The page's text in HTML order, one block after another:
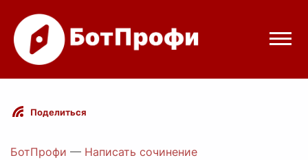
Режимы бота
Цены
Поделиться
БотПрофи — Написать сочинение